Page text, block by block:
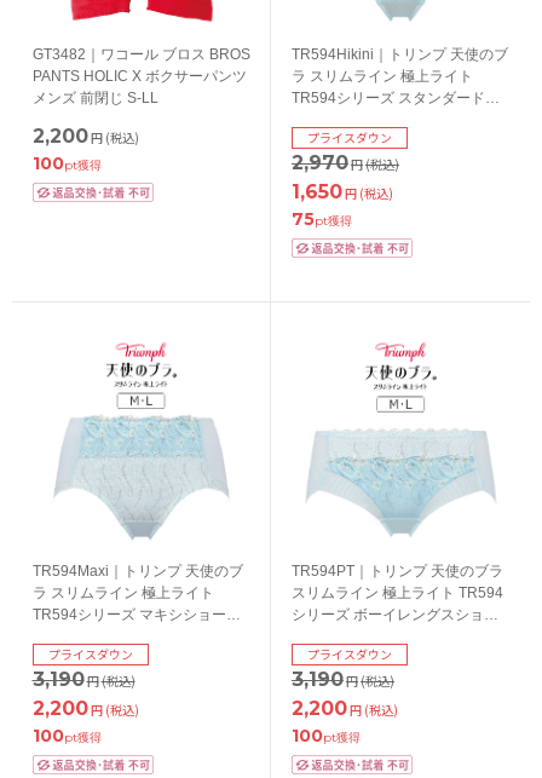
GT3482｜ワコール ブロス BROS
PANTS HOLIC X ボクサーパンツ
メンズ 前閉じ S-LL
2,200円 (税込)
100pt獲得
TR594Hikini｜トリンプ 天使のブ
ラ スリムライン 極上ライト
TR594シリーズ スタンダードシ
2,970円(税込)
プライスダウン
1,650円 (税込)
75pt獲得
TR594Maxi｜トリンプ 天使のブ
ラ スリムライン 極上ライト
TR594シリーズ マキシショーツ
3,190円(税込)
プライスダウン
2,200円 (税込)
100pt獲得
TR594PT｜トリンプ 天使のブラ
スリムライン 極上ライト TR594
シリーズ ボーイレングスショー
3,190円(税込)
プライスダウン
2,200円 (税込)
100pt獲得